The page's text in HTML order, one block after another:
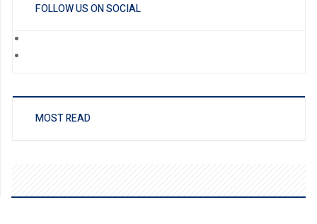
FOLLOW US ON SOCIAL
MOST READ